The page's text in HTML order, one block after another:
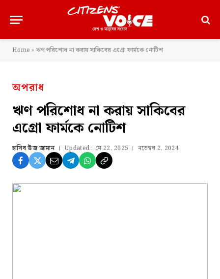
Home » ঋণ পরিশোধ না করায় সাকিবের এগ্রো ফার্মকে নোটিশ
অপরাধ
ঋণ পরিশোধ না করায় সাকিবের
এগ্রো ফার্মকে নোটিশ
হাসিব উজ জামান Updated: মে 22, 2025 নভেম্বর 2, 2024